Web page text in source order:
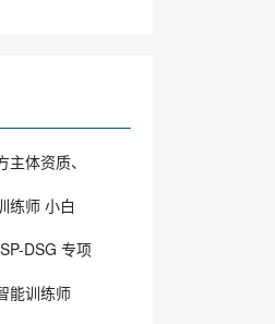
体资质、
练师 小白
DSG 专项
能训练师